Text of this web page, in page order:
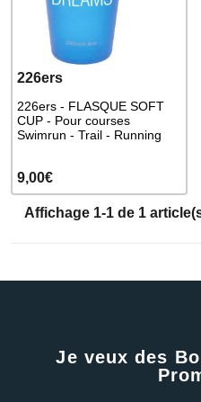
226ers
226ers - FLASQUE SOFT
CUP - Pour courses
Swimrun - Trail - Running
9,00€
Affichage 1-1 de 1
Je veux des